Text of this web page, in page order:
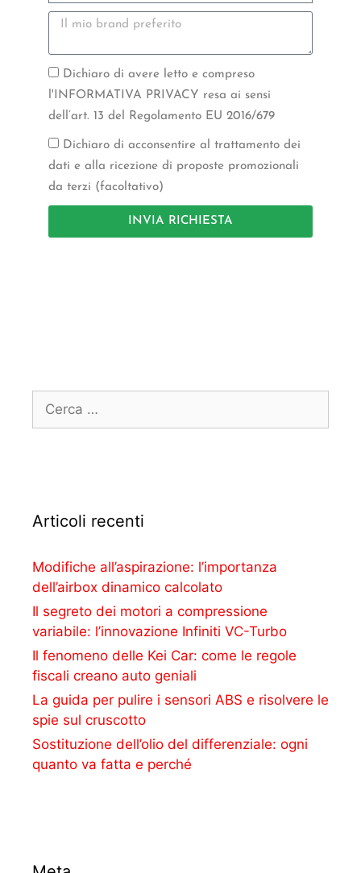
Dichiaro di avere letto e compreso
l'INFORMATIVA PRIVACY resa ai sensi
dell’art. 13 del Regolamento EU 2016/679
Dichiaro di acconsentire al trattamento dei
dati e alla ricezione di proposte promozionali
da terzi (facoltativo)
INVIA RICHIESTA
Articoli recenti
Modifiche all’aspirazione: l’importanza
dell’airbox dinamico calcolato
Il segreto dei motori a compressione
variabile: l’innovazione Infiniti VC-Turbo
Il fenomeno delle Kei Car: come le regole
fiscali creano auto geniali
La guida per pulire i sensori ABS e risolvere le
spie sul cruscotto
Sostituzione dell’olio del differenziale: ogni
quanto va fatta e perché